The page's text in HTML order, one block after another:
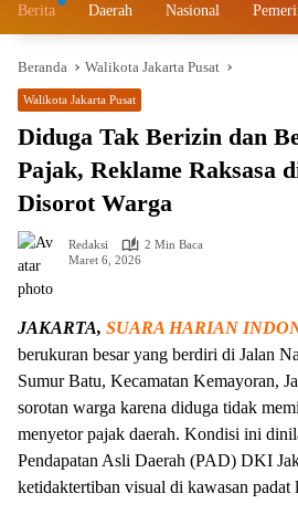
Berita Daerah Nasional
Beranda Walikota Jakarta Pusat
Walikota Jakarta Pusat
Diduga Tak Berizin dan
Pajak, Reklame Raksasa
Disorot Warga
Redaksi
2 Min Baca
Maret 6, 2026
JAKARTA, SUARA HARIAN
berukuran besar yang berdiri di Jalan
Sumur Batu, Kecamatan Kemayoran,
sorotan warga karena diduga tidak
menyetor pajak daerah. Kondisi ini
Pendapatan Asli Daerah (PAD) DKI
ketidaktertiban visual di kawasan padat